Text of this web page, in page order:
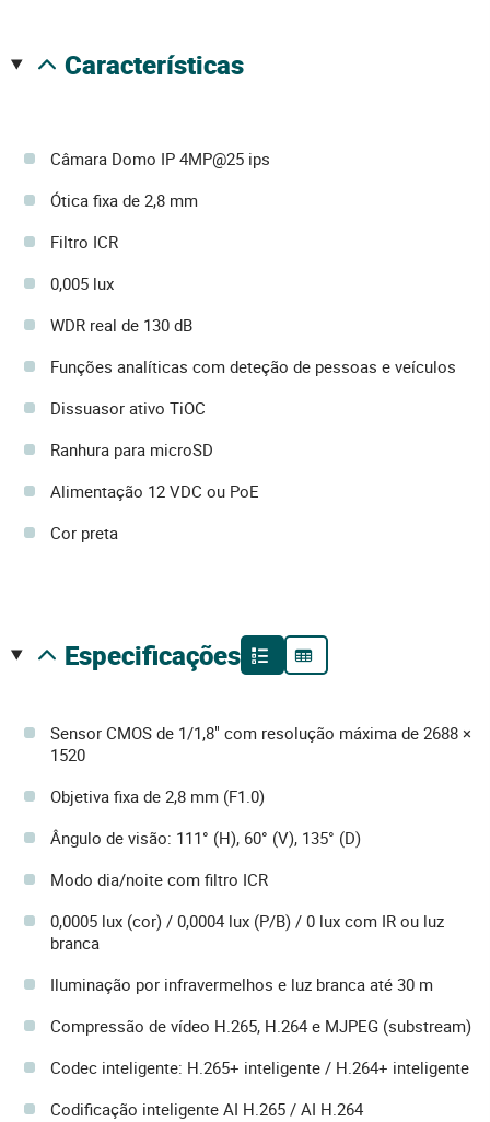
características
Câmara Domo IP 4MP@25 ips
Ótica fixa de 2,8 mm
Filtro ICR
0,005 lux
WDR real de 130 dB
Funções analíticas com deteção de pessoas e veículos
Dissuasor ativo TiOC
Ranhura para microSD
Alimentação 12 VDC ou PoE
Cor preta
especificações
Sensor CMOS de 1/1,8" com resolução máxima de 2688 ×
1520
Objetiva fixa de 2,8 mm (F1.0)
Ângulo de visão: 111° (H), 60° (V), 135° (D)
Modo dia/noite com filtro ICR
0,0005 lux (cor) / 0,0004 lux (P/B) / 0 lux com IR ou luz
branca
Iluminação por infravermelhos e luz branca até 30 m
Compressão de vídeo H.265, H.264 e MJPEG (substream)
Codec inteligente: H.265+ inteligente / H.264+ inteligente
Codificação inteligente AI H.265 / AI H.264